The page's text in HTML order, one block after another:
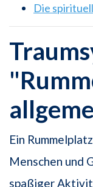
Die
Ein
Menschen und
spaßiger